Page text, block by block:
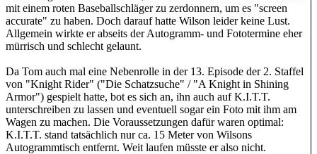
mit einem roten Baseballschläger zu zerdonnern, um es "screen
accurate" zu haben. Doch darauf hatte Wilson leider keine Lust.
Allgemein wirkte er abseits der Autogramm- und Fototermine eher
mürrisch und schlecht gelaunt.
Da Tom auch mal eine Nebenrolle in der 13. Episode der 2. Staffel
von "Knight Rider" ("Die Schatzsuche" / "A Knight in Shining
Armor") gespielt hatte, bot es sich an, ihn auch auf K.I.T.T.
unterschreiben zu lassen und eventuell sogar ein Foto mit ihm am
Wagen zu machen. Die Voraussetzungen dafür waren optimal:
K.I.T.T. stand tatsächlich nur ca. 15 Meter von Wilsons
Autogrammtisch entfernt. Weit laufen müsste er also nicht.